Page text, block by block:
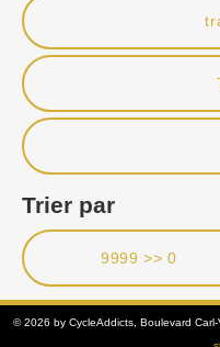
Trier par
9999 >> 0
© 2026 by CycleAddicts, Boulevard